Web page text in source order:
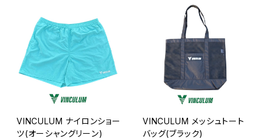
VINCULUM ナイロンショー
ツ(オーシャングリーン)
VINCULUM メッシュトート
バッグ(ブラック)